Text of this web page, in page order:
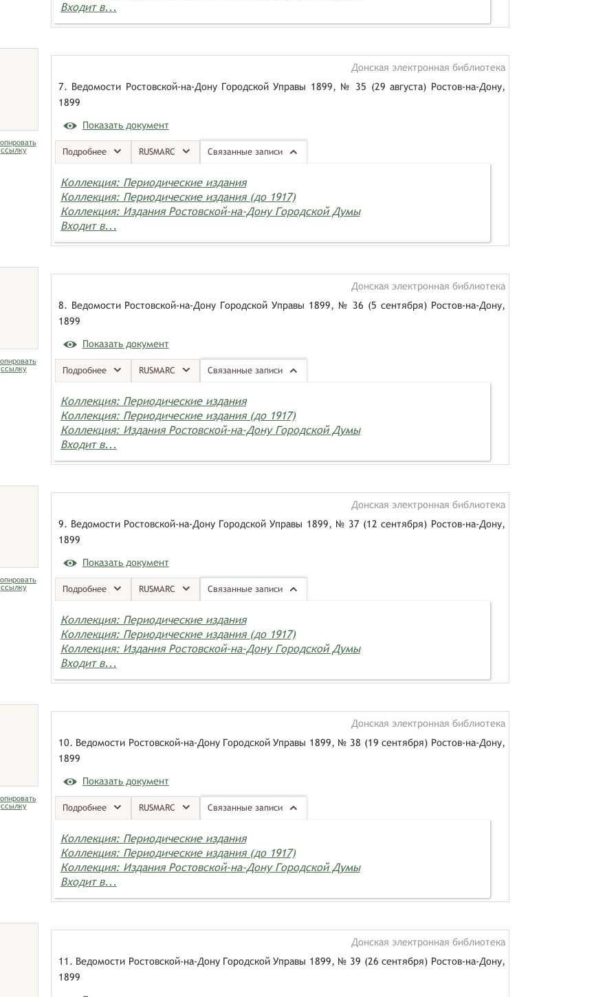
Входит в...
ссылку
Донская электронная библиотека
7. Ведомости Ростовской-на-Дону Городской Управы 1899, № 35 (29 августа) Ростов-на-Дону,
1899
Показать документ
Подробнее RUSMARC Связанные записи
Коллекция: Периодические издания
Коллекция: Периодические издания (до 1917)
Коллекция: Издания Ростовской-на-Дону Городской Думы
Входит в...
ссылку
Донская электронная библиотека
8. Ведомости Ростовской-на-Дону Городской Управы 1899, № 36 (5 сентября) Ростов-на-Дону,
1899
Показать документ
Подробнее RUSMARC Связанные записи
Коллекция: Периодические издания
Коллекция: Периодические издания (до 1917)
Коллекция: Издания Ростовской-на-Дону Городской Думы
Входит в...
ссылку
Донская электронная библиотека
9. Ведомости Ростовской-на-Дону Городской Управы 1899, № 37 (12 сентября) Ростов-на-Дону,
1899
Показать документ
Подробнее RUSMARC Связанные записи
Коллекция: Периодические издания
Коллекция: Периодические издания (до 1917)
Коллекция: Издания Ростовской-на-Дону Городской Думы
Входит в...
ссылку
Донская электронная библиотека
10. Ведомости Ростовской-на-Дону Городской Управы 1899, № 38 (19 сентября) Ростов-на-Дону,
1899
Показать документ
Подробнее RUSMARC Связанные записи
Коллекция: Периодические издания
Коллекция: Периодические издания (до 1917)
Коллекция: Издания Ростовской-на-Дону Городской Думы
Входит в...
Донская электронная библиотека
11. Ведомости Ростовской-на-Дону Городской Управы 1899, № 39 (26 сентября) Ростов-на-Дону,
1899